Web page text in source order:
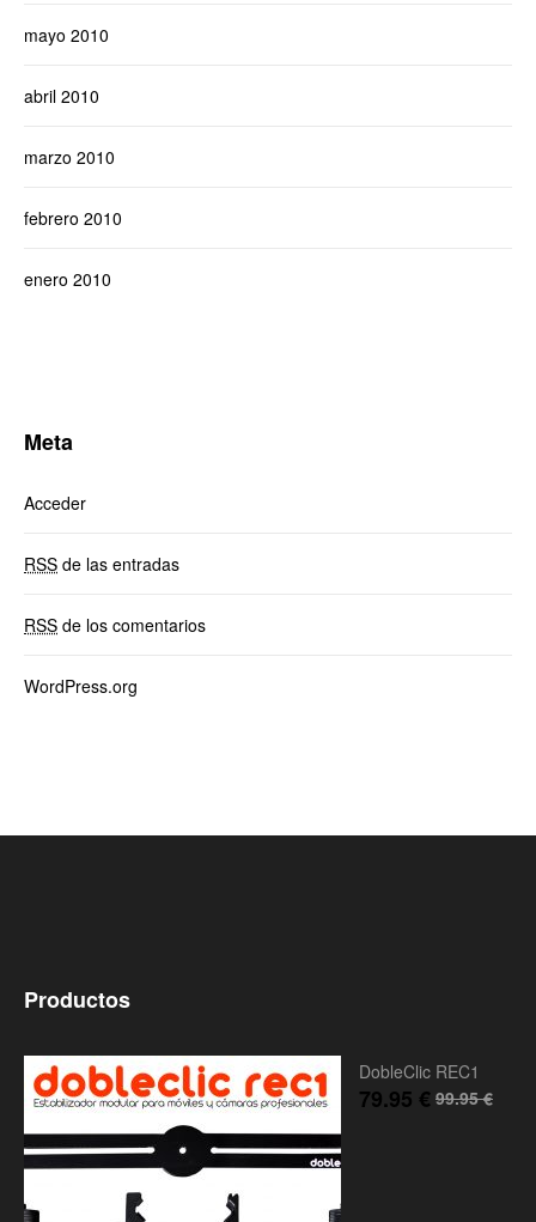
mayo 2010
abril 2010
marzo 2010
febrero 2010
enero 2010
Meta
Acceder
RSS de las entradas
RSS de los comentarios
WordPress.org
Productos
DobleClic REC1
99.95€
79.95 €